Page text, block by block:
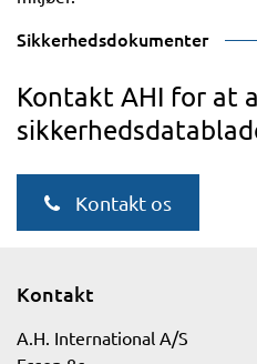
Sikkerhedsdokumenter
Kontakt AHI for at
Kontakt os
Kontakt
A.H. International A/S